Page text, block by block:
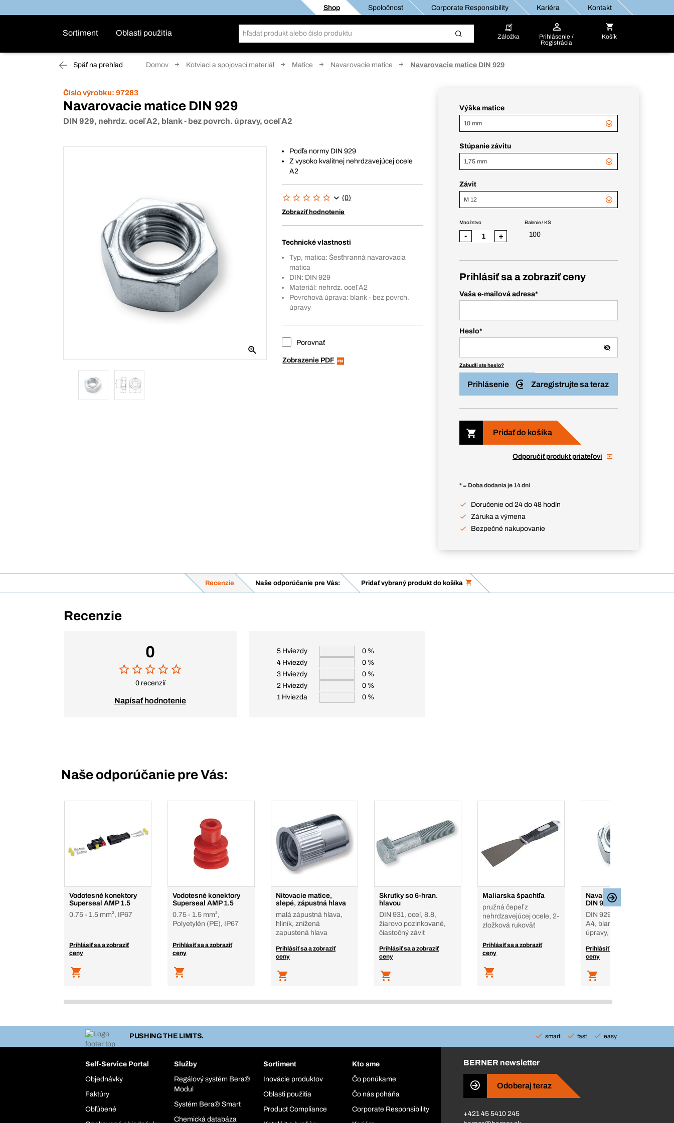
Shop Spoločnosť Corporate Responsibility Kariéra Kontakt
Sortiment Oblasti použitia Záložka
Prihlásenie /
Registrácia
Košík
Späť na prehľad Domov Kotviaci a spojovací materiál Matice Navarovacie matice Navarovacie matice DIN 929
Číslo výrobku: 97283
Navarovacie matice DIN 929
DIN 929, nehrdz. oceľ A2, blank - bez povrch. úpravy, oceľ A2
Podľa normy DIN 929
Z vysoko kvalitnej nehrdzavejúcej ocele
A2
(0)
Zobraziť hodnotenie
Technické vlastnosti
Typ, matica: Šesťhranná navarovacia
matica
DIN: DIN 929
Materiál: nehrdz. oceľ A2
Povrchová úprava: blank - bez povrch.
úpravy
Porovnať
Zobrazenie PDF
Výška matice
10 mm
Stúpanie závitu
1,75 mm
Závit
M 12
Balenie / KS
100
Množstvo
- +
Prihlásiť sa a zobraziť ceny
Vaša e-mailová adresa*
Heslo*
Zabudli ste heslo?
Prihlásenie Zaregistrujte sa teraz
Pridať do košíka
Odporučiť produkt priateľovi
* = Doba dodania je 14 dní
Doručenie od 24 do 48 hodín
Záruka a výmena
Bezpečné nakupovanie
Recenzie Naše odporúčanie pre Vás: Pridať vybraný produkt do košíka
Recenzie
0
0 recenzií
Napísať hodnotenie
5 Hviezdy
0 %
4 Hviezdy
0 %
3 Hviezdy
0 %
2 Hviezdy
0 %
1 Hviezda
0 %
Naše odporúčanie pre Vás:
Vodotesné konektory
Superseal AMP 1.5
0.75 - 1.5 mm², IP67
Prihlásiť sa a zobraziť
ceny
Vodotesné konektory
Superseal AMP 1.5
0.75 - 1.5 mm²,
Polyetylén (PE), IP67
Prihlásiť sa a zobraziť
ceny
Nitovacie matice,
slepé, zápustná hlava
malá zápustná hlava,
hliník, znížená
zapustená hlava
Prihlásiť sa a zobraziť
ceny
Skrutky so 6-hran.
hlavou
DIN 931, oceľ, 8.8,
žiarovo pozinkované,
čiastočný závit
Prihlásiť sa a zobraziť
ceny
Maliarska špachtľa
pružná čepeľ z
nehrdzavejúcej ocele, 2-
zložková rukoväť
Prihlásiť sa a zobraziť
ceny
Navarovacie matice
DIN 929
DIN 929, nehrdz. oceľ
A4, blank - bez povrch.
úpravy, oceľ A4
Prihlásiť sa a zobraziť
ceny
PUSHING THE LIMITS. smart fast easy
Self-Service Portal
Objednávky
Faktúry
Obľúbené
Služby
Regálový systém Bera®
Modul
Systém Bera® Smart
Chemická databáza
Sortiment
Inovácie produktov
Oblasti použitia
Product Compliance
Kto sme
Čo ponúkame
Čo nás poháňa
Corporate Responsibility
BERNER newsletter
Odoberaj teraz
+421 45 5410 245